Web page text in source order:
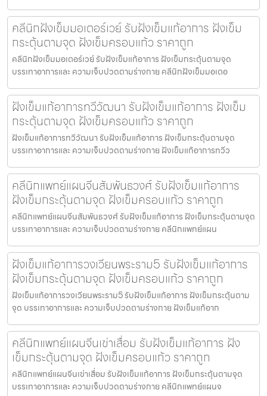
คลีนิกฝังเข็มมอเตอร์เวย์ รับฝังเข็มแก้อาการ ฝังเข็ม
กระตุ้นตามจุด ฝังเข็มครอบแก้ว ราคาถูก
คลีนิกฝังเข็มมอเตอร์เวย์ รับฝังเข็มแก้อาการ ฝังเข็มกระตุ้นตามจุด
บรรเทาอาการและ ความเจ็บปวดตามร่างกาย คลีนิกฝังเข็มมอเตอ
ฝังเข็มแก้อาการทวีวัฒนา รับฝังเข็มแก้อาการ ฝังเข็ม
กระตุ้นตามจุด ฝังเข็มครอบแก้ว ราคาถูก
ฝังเข็มแก้อาการทวีวัฒนา รับฝังเข็มแก้อาการ ฝังเข็มกระตุ้นตามจุด
บรรเทาอาการและ ความเจ็บปวดตามร่างกาย ฝังเข็มแก้อาการทวีว
คลีนิกแพทย์แผนจีนสัมพันธวงศ์ รับฝังเข็มแก้อาการ
ฝังเข็มกระตุ้นตามจุด ฝังเข็มครอบแก้ว ราคาถูก
คลีนิกแพทย์แผนจีนสัมพันธวงศ์ รับฝังเข็มแก้อาการ ฝังเข็มกระตุ้นตามจุด
บรรเทาอาการและ ความเจ็บปวดตามร่างกาย คลีนิกแพทย์แผน
ฝังเข็มแก้อาการวงเวียนพระราม5 รับฝังเข็มแก้อาการ
ฝังเข็มกระตุ้นตามจุด ฝังเข็มครอบแก้ว ราคาถูก
ฝังเข็มแก้อาการวงเวียนพระราม5 รับฝังเข็มแก้อาการ ฝังเข็มกระตุ้นตาม
จุด บรรเทาอาการและ ความเจ็บปวดตามร่างกาย ฝังเข็มแก้อาก
คลีนิกแพทย์แผนจีนเข่าเสื่อม รับฝังเข็มแก้อาการ ฝัง
เข็มกระตุ้นตามจุด ฝังเข็มครอบแก้ว ราคาถูก
คลีนิกแพทย์แผนจีนเข่าเสื่อม รับฝังเข็มแก้อาการ ฝังเข็มกระตุ้นตามจุด
บรรเทาอาการและ ความเจ็บปวดตามร่างกาย คลีนิกแพทย์แผนจ